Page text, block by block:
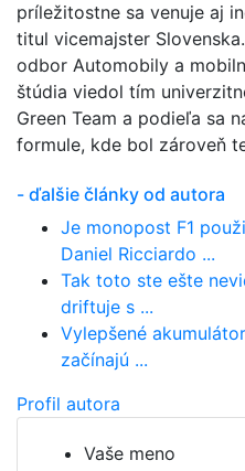
príležitostne sa venuje aj
titul vicemajster
odbor Automobily a
štúdia viedol tím
Green Team a podieľa sa
formule, kde bol zároveň
- ďalšie články od autora
Je monopost F1
Daniel Ricciardo ...
Tak toto ste ešte
driftuje s ...
Vylepšené
začínajú ...
Profil autora
Vaše meno